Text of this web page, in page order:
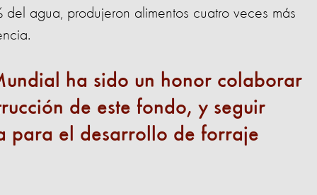
agua, produjeron alimentos cuatro veces más
ha sido un honor colaborar
de este fondo, y seguir
para el desarrollo de forraje